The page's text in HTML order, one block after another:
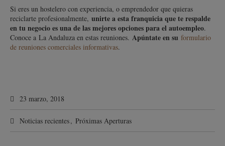
Si eres un hostelero con experiencia, o emprendedor que quieras
reciclarte profesionalmente, unirte a esta franquicia que te respalde
en tu negocio es una de las mejores opciones para el autoempleo.
Conoce a La Andaluza en estas reuniones. Apúntate en su formulario
de reuniones comerciales informativas.
23 marzo, 2018
Noticias recientes, Próximas Aperturas